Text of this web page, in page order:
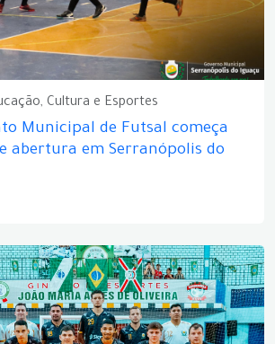
Cultura e Esportes
Municipal de Futsal começa
abertura em Serranópolis do